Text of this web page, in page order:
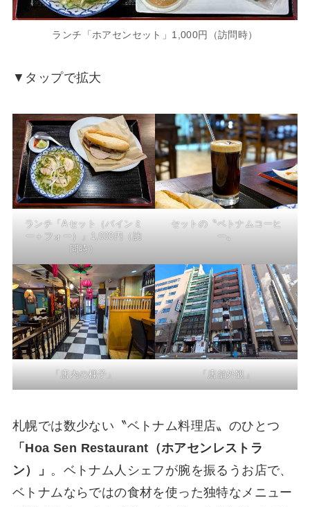
ランチ「ホアセンセット」1,000円（訪問時）
▼タップで拡大
ランチ「Aセット（バインミ
ー＋フォー）」1,000円（訪
問時）
セットの〝ベトナムコーヒ
ー〟
「店内の様子」 「店舗外観」
札幌では数少ない〝ベトナム料理店〟のひとつ
「Hoa Sen Restaurant（ホアセンレストラ
ン）」 。ベトナム人シェフが腕を振るうお店で、
ベトナムならではの食材を使った独特なメニュー